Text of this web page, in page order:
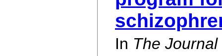
In The